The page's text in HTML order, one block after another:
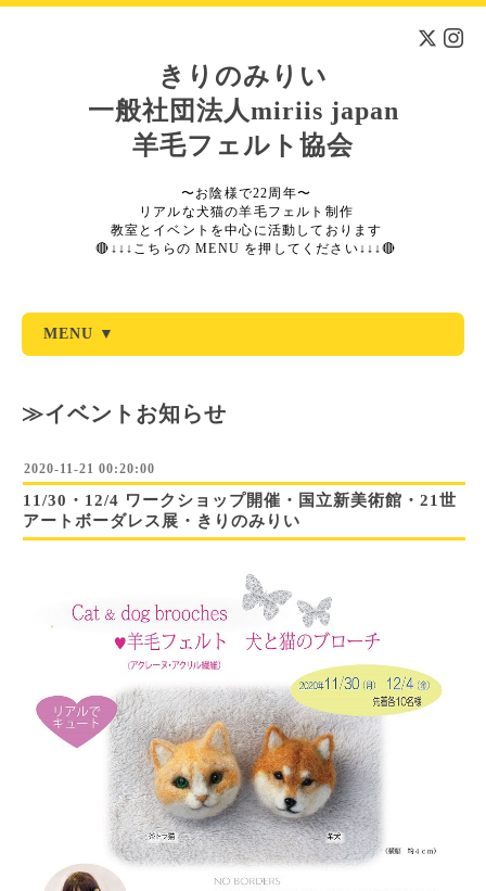
きりのみりい
一般社団法人miriis japan
羊毛フェルト協会
〜お陰様で22周年〜
リアルな犬猫の羊毛フェルト制作
教室とイベントを中心に活動しております
🔴↓↓↓こちらの MENU を押してください↓↓↓🔴
MENU ▼
≫イベントお知らせ
2020-11-21 00:20:00
11/30・12/4 ワークショップ開催・国立新美術館・21世
アートボーダレス展・きりのみりい